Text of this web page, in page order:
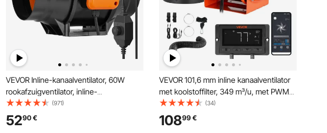
VEVOR Inline-kanaalventilator, 60W
rookafzuigventilator, inline-
kanaalventilator met variabele
snelheidsregelaar, stille afzuigventilator
met AC-motor voor koelversterkers,
(971)
5290€
VEVOR 101,6 mm inline kanaalventilator
met koolstoffilter, 349 m³/u, met PWM-
en app-bediening, 10 snelheden, 9-uurs
timer en EC-motor, afzuigventilator voor
kassen, kelders en rookafvoer
(34)
10899€